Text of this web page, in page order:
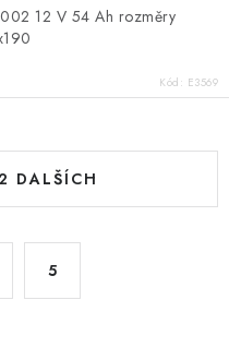
12 V 54 Ah rozměry
Kód: E3569
DALŠÍCH
5